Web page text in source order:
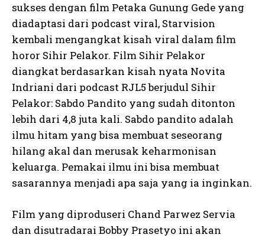
sukses dengan film Petaka Gunung Gede yang
diadaptasi dari podcast viral, Starvision
kembali mengangkat kisah viral dalam film
horor Sihir Pelakor. Film Sihir Pelakor
diangkat berdasarkan kisah nyata Novita
Indriani dari podcast RJL5 berjudul Sihir
Pelakor: Sabdo Pandito yang sudah ditonton
lebih dari 4,8 juta kali. Sabdo pandito adalah
ilmu hitam yang bisa membuat seseorang
hilang akal dan merusak keharmonisan
keluarga. Pemakai ilmu ini bisa membuat
sasarannya menjadi apa saja yang ia inginkan.
Film yang diproduseri Chand Parwez Servia
dan disutradarai Bobby Prasetyo ini akan